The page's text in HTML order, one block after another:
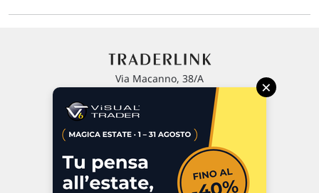
Via Macanno, 38/A
P.IVA 02 452 460 401
Commenti e segnalazioni
×